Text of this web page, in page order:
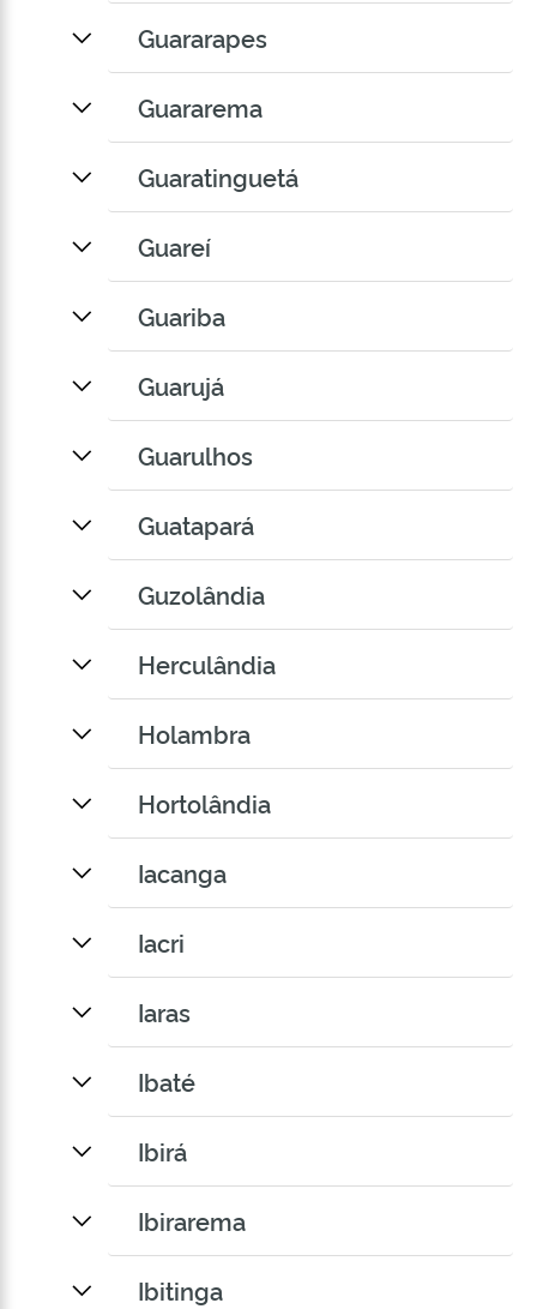
Guararapes
Guararema
Guaratinguetá
Guareí
Guariba
Guarujá
Guarulhos
Guatapará
Guzolândia
Herculândia
Holambra
Hortolândia
Iacanga
Iacri
Iaras
Ibaté
Ibirá
Ibirarema
Ibitinga